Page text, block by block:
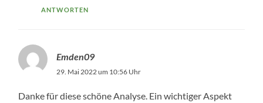
ANTWORTEN
Emden09
29. Mai 2022 um 10:56 Uhr
Danke für diese schöne Analyse. Ein wichtiger Aspekt